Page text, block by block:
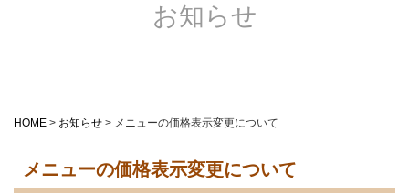
お知らせ
HOME > お知らせ > メニューの価格表示変更について
メニューの価格表示変更について